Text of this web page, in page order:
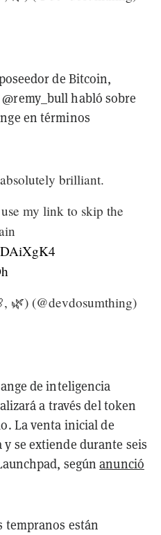
de Bitcoin,
habló sobre
en términos
brilliant.
my link to skip the
🌿) (@devdosumthing)
de inteligencia
a través del token
La venta inicial de
se extiende durante seis
segúnanunció
tempranos están